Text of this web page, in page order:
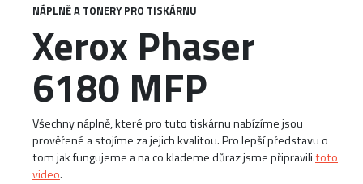
NÁPLNĚ A TONERY PRO TISKÁRNU
Xerox Phaser
6180 MFP
Všechny náplně, které pro tuto tiskárnu nabízíme jsou
prověřené a stojíme za jejich kvalitou. Pro lepší představu o
tom jak fungujeme a na co klademe důraz jsme připravilitoto
video.